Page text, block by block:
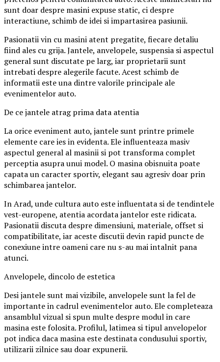
sunt doar despre masini expuse static, ci despre
interactiune, schimb de idei si impartasirea pasiunii.
Pasionatii vin cu masini atent pregatite, fiecare detaliu
fiind ales cu grija. Jantele, anvelopele, suspensia si aspectul
general sunt discutate pe larg, iar proprietarii sunt
intrebati despre alegerile facute. Acest schimb de
informatii este una dintre valorile principale ale
evenimentelor auto.
De ce jantele atrag prima data atentia
La orice eveniment auto, jantele sunt printre primele
elemente care ies in evidenta. Ele influenteaza masiv
aspectul general al masinii si pot transforma complet
perceptia asupra unui model. O masina obisnuita poate
capata un caracter sportiv, elegant sau agresiv doar prin
schimbarea jantelor.
In Arad, unde cultura auto este influentata si de tendintele
vest-europene, atentia acordata jantelor este ridicata.
Pasionatii discuta despre dimensiuni, materiale, offset si
compatibilitate, iar aceste discutii devin rapid puncte de
conexiune intre oameni care nu s-au mai intalnit pana
atunci.
Anvelopele, dincolo de estetica
Desi jantele sunt mai vizibile, anvelopele sunt la fel de
importante in cadrul evenimentelor auto. Ele completeaza
ansamblul vizual si spun multe despre modul in care
masina este folosita. Profilul, latimea si tipul anvelopelor
pot indica daca masina este destinata condusului sportiv,
utilizarii zilnice sau doar expunerii.